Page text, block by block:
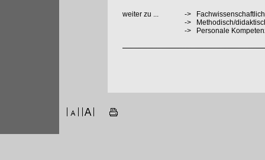
weiter zu ... ->
->
Methodisch/
->
Personale